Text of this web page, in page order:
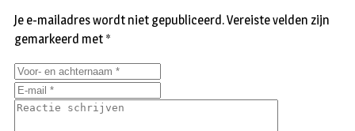
Je e-mailadres wordt niet gepubliceerd.Vereiste velden zijn
gemarkeerd met *